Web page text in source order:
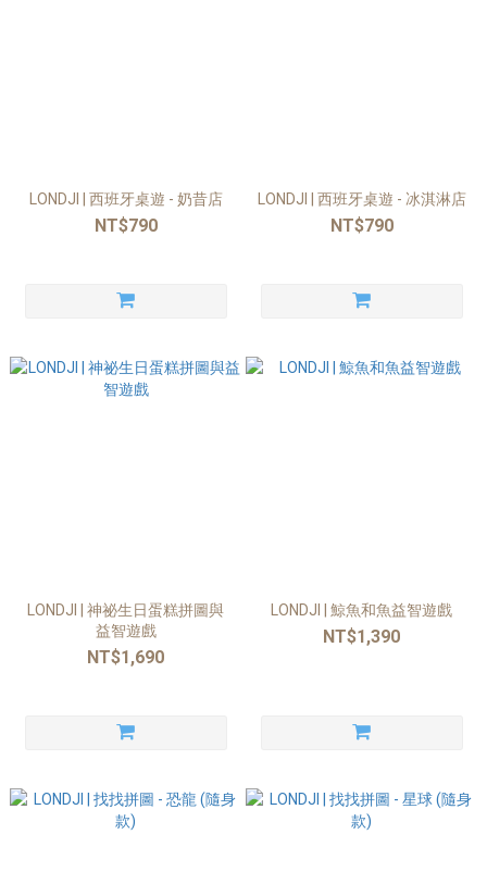
LONDJI | 西班牙桌遊 - 奶昔店
NT$790
LONDJI | 西班牙桌遊 - 冰淇淋店
NT$790
LONDJI | 神祕生日蛋糕拼圖與
益智遊戲
NT$1,690
LONDJI | 鯨魚和魚益智遊戲
NT$1,390